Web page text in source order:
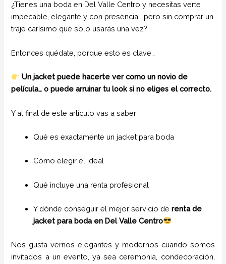
¿Tienes una boda en Del Valle Centro y necesitas verte
impecable, elegante y con presencia… pero sin comprar un
traje carísimo que solo usarás una vez?
Entonces quédate, porque esto es clave…
Un jacket puede hacerte ver como un novio de
película… o puede arruinar tu look si no eliges el correcto.
Y al final de este artículo vas a saber:
Qué es exactamente un jacket para boda
Cómo elegir el ideal
Qué incluye una renta profesional
Y dónde conseguir el mejor servicio derenta de
jacket para boda en Del Valle Centro
Nos gusta vernos elegantes y modernos cuando somos
invitados a un evento, ya sea ceremonia, condecoración,